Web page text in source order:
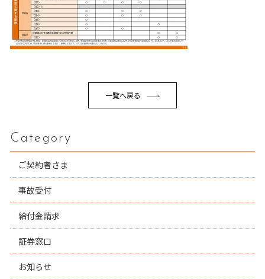
一覧へ戻る
Category
ご契約者さま
事故受付
給付金請求
証券窓口
お知らせ